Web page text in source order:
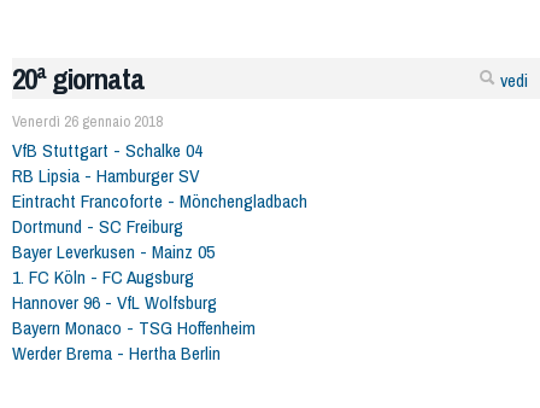
vedi
20ª giornata
Venerdì 26 gennaio 2018
VfB Stuttgart - Schalke 04
RB Lipsia - Hamburger SV
Eintracht Francoforte - Mönchengladbach
Dortmund - SC Freiburg
Bayer Leverkusen - Mainz 05
1. FC Köln - FC Augsburg
Hannover 96 - VfL Wolfsburg
Bayern Monaco - TSG Hoffenheim
Werder Brema - Hertha Berlin